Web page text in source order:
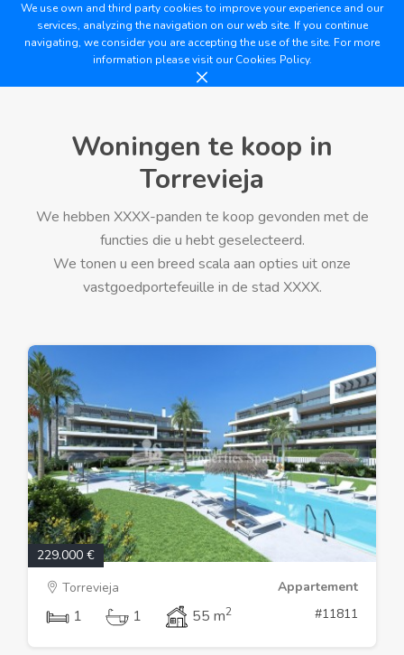
We use own and third party cookies to improve your experience and our
services, analyzing the navigation on our web site. If you continue
navigating, we consider you are accepting the use of the site. For more
information please visit ourCookies Policy.
Woningen te koop in
Torrevieja
We hebben XXXX-panden te koop gevonden met de
functies die u hebt geselecteerd.
We tonen u een breed scala aan opties uit onze
vastgoedportefeuille in de stad XXXX.
229.000 €
Torrevieja
Appartement
1 1 55 m2 #11811